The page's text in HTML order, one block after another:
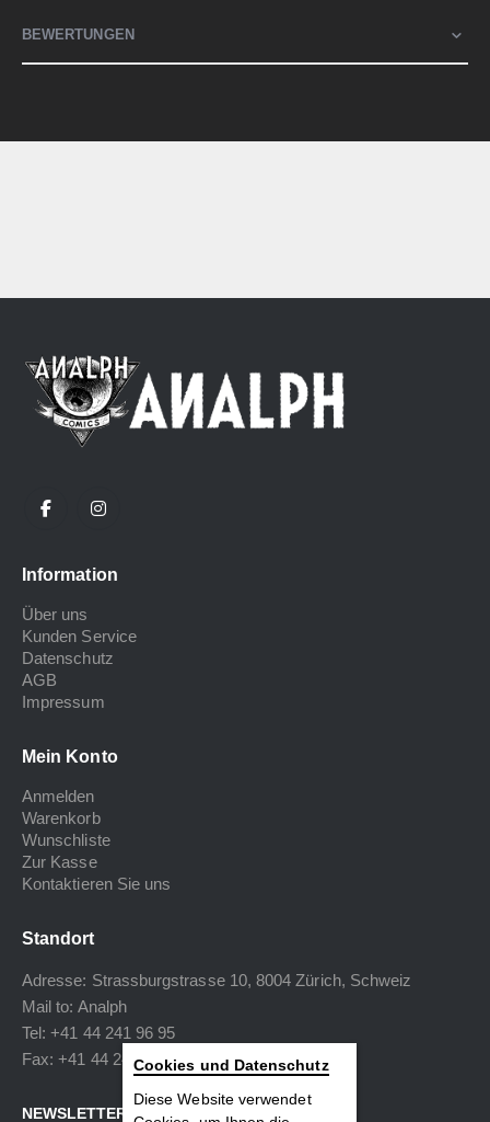
BEWERTUNGEN
Information
Über uns
Kunden Service
Datenschutz
AGB
Impressum
Mein Konto
Anmelden
Warenkorb
Wunschliste
Zur Kasse
Kontaktieren Sie uns
Standort
Adresse: Strassburgstrasse 10, 8004 Zürich, Schweiz
Mail to: Analph
Tel: +41 44 241 96 95
Fax: +41 44 240 34 40
NEWSLETTER
Cookies und Datenschutz
Diese Website verwendet